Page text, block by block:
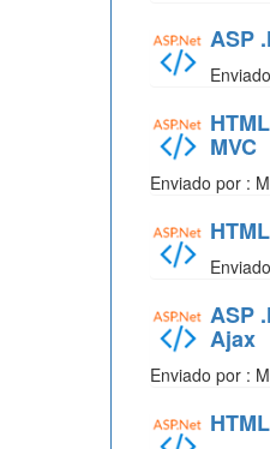
ASP
MVC
Enviado por :
ASP
Ajax
Enviado por :